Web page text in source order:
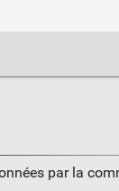
par la